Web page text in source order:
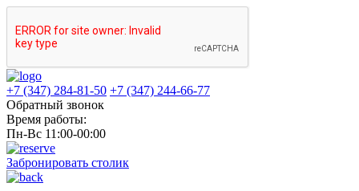
+7 (347) 284-81-50 +7 (347) 244-66-77
Обратный звонок
Время работы:
Пн-Вс 11:00-00:00
Забронировать столик